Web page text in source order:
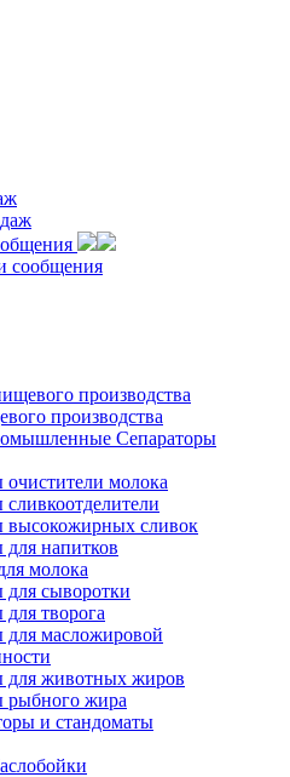
сообщения
производства
Сепараторы
очистители молока
высокожирных сливок
напитков
молока
для сыворотки
творога
для масложировой
для животных жиров
рыбного жира
и стандоматы